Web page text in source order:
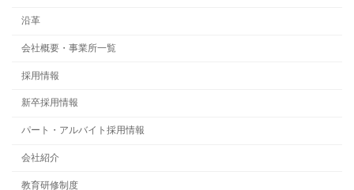
沿革
会社概要・事業所一覧
採用情報
新卒採用情報
パート・アルバイト採用情報
会社紹介
教育研修制度